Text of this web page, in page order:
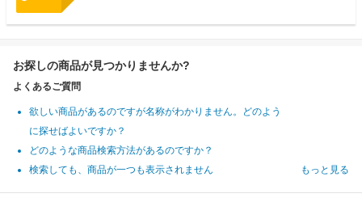
お探しの商品が見つかりませんか?
よくあるご質問
欲しい商品があるのですが名称がわかりません。どのよう
に探せばよいですか？
どのような商品検索方法があるのですか？
検索しても、商品が一つも表示されません
もっと見る